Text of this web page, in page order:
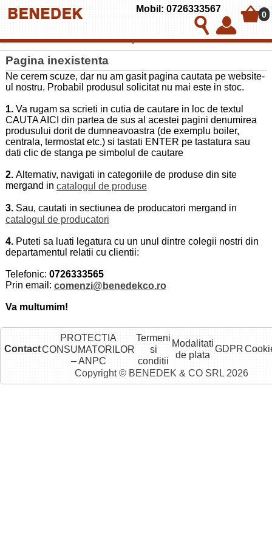
Mobil: 0726333567
0
Politica de utilizare cookies pe BENEDEK & CO SRL
Pagina inexistenta
Ne cerem scuze, dar nu am gasit pagina cautata pe website-
ul nostru. Probabil produsul solicitat nu mai este in stoc.
1. Va rugam sa scrieti in cutia de cautare in loc de textul
CAUTA AICI din partea de sus al acestei pagini denumirea
produsului dorit de dumneavoastra (de exemplu boiler,
centrala, termostat etc.) si tastati ENTER pe tastatura sau
dati clic de stanga pe simbolul de cautare
2. Alternativ, navigati in categoriile de produse din site
mergand in catalogul de produse
3. Sau, cautati in sectiunea de producatori mergand in
catalogul de producatori
4. Puteti sa luati legatura cu un unul dintre colegii nostri din
departamentul relatii cu clientii:
Telefonic: 0726333565
Prin email: comenzi@benedekco.ro
Va multumim!
Contact
PROTECTIA
CONSUMATORILOR
– ANPC
Termeni
si
conditii
Modalitati
de plata
GDPR
Copyright © BENEDEK & CO SRL 2026